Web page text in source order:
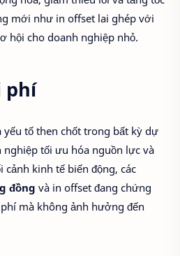
mới như in offset lai ghép với
hội cho doanh nghiệp nhỏ.
phí
yếu tố then chốt trong bất kỳ dự
tối ưu hóa nguồn lực và
kinh tế biến động, các
đồng và in offset đang chứng
mà không ảnh hưởng đến